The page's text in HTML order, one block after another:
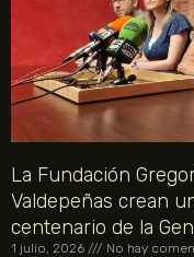
La Fundación
Valdepeñas crean
centenario de la
1 julio, 2026 No hay